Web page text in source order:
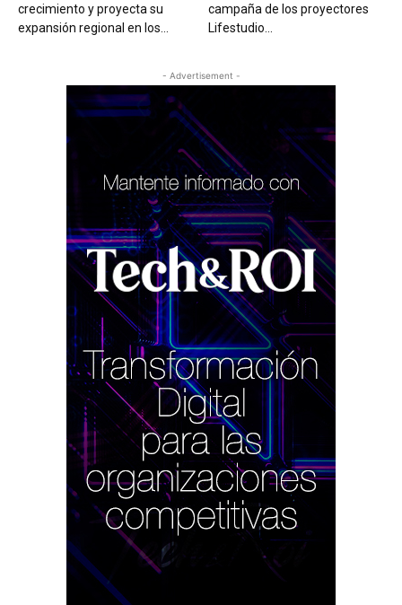
crecimiento y proyecta su
expansión regional en los...
campaña de los proyectores
Lifestudio...
- Advertisement -